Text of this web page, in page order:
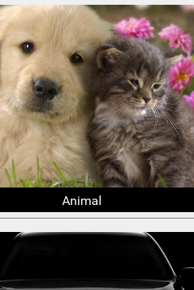
Animal